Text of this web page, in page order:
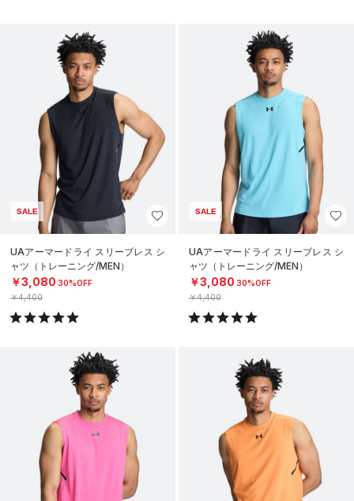
SALE
UAアーマードライ スリーブレス シ
ャツ（トレーニング/MEN）
￥3,080 30%OFF
￥4,400
SALE
UAアーマードライ スリーブレス シ
ャツ（トレーニング/MEN）
￥3,080 30%OFF
￥4,400